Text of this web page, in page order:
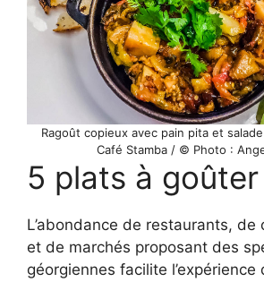
Ragoût copieux avec pain pita et
Café Stamba / © Photo :
5 plats à goûter
L’abondance de restaurants, de
et de marchés proposant des
géorgiennes facilite l’expérience